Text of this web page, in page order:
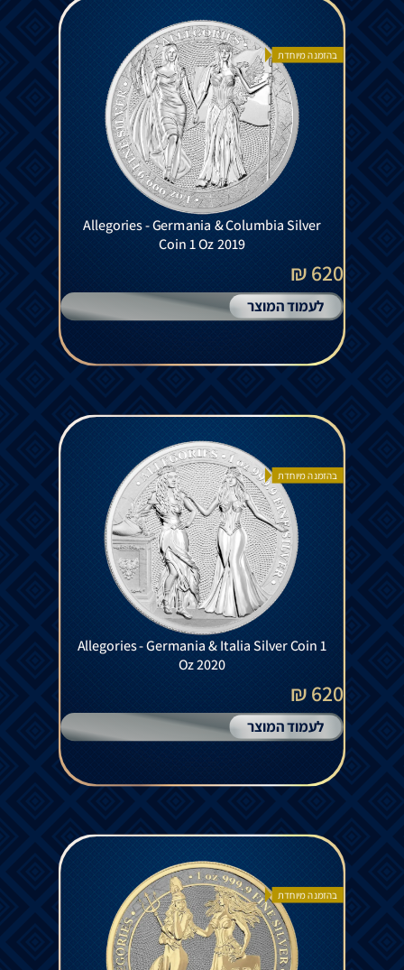
בהזמנה מיוחדת
Allegories - Germania & Columbia Silver
Coin 1 Oz 2019
620 ₪
לעמוד המוצר
בהזמנה מיוחדת
Allegories - Germania & Italia Silver Coin 1
Oz 2020
620 ₪
לעמוד המוצר
בהזמנה מיוחדת